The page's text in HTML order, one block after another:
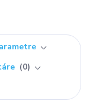
0